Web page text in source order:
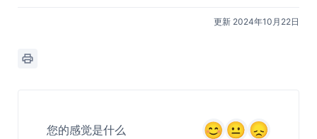
更新 2024年10月22日
您的感觉是什么